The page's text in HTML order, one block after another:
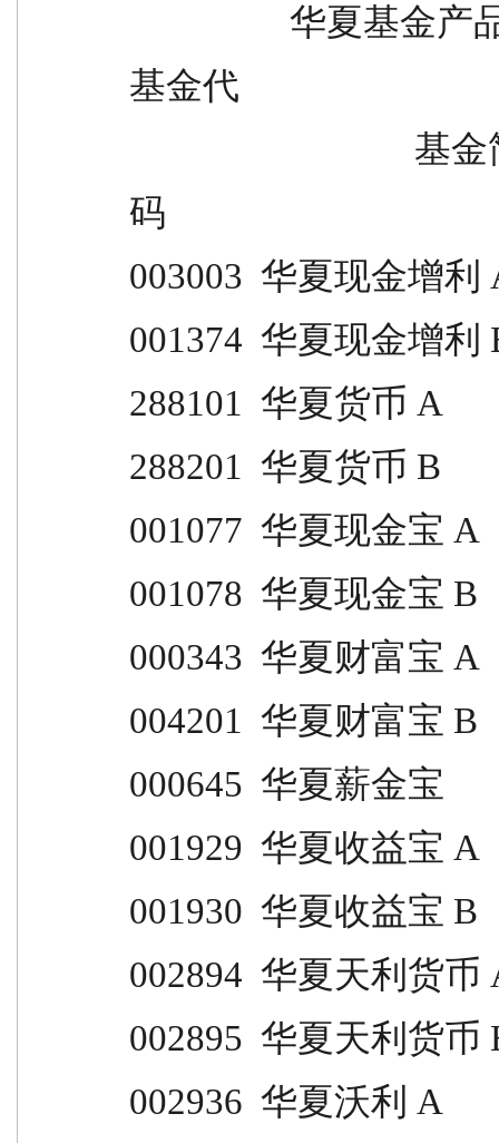
基金代
码
003003  华夏现金增利
001374  华夏现金增利
288101  华夏货币 A
288201  华夏货币 B
001077  华夏现金宝 A
001078  华夏现金宝 B
000343  华夏财富宝 A
004201  华夏财富宝 B
000645  华夏薪金宝
001929  华夏收益宝 A
001930  华夏收益宝 B
002894  华夏天利货币
002895  华夏天利货币
002936  华夏沃利 A